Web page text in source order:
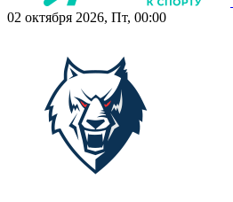
02 октября 2026, Пт, 00:00